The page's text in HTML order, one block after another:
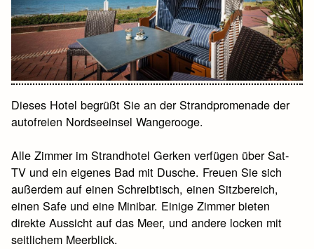
Dieses Hotel begrüßt Sie an der Strandpromenade der
autofreien Nordseeinsel Wangerooge.
Alle Zimmer im Strandhotel Gerken verfügen über Sat-
TV und ein eigenes Bad mit Dusche. Freuen Sie sich
außerdem auf einen Schreibtisch, einen Sitzbereich,
einen Safe und eine Minibar. Einige Zimmer bieten
direkte Aussicht auf das Meer, und andere locken mit
seitlichem Meerblick.